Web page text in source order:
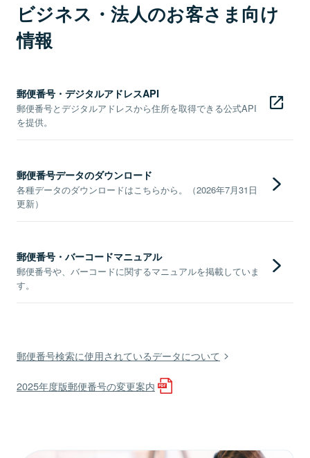
ビジネス・法人のお客さま向け
情報
郵便番号・デジタルアドレスAPI
郵便番号とデジタルアドレスから住所を取得できる公式API
を提供。
郵便番号データのダウンロード
各種データのダウンロードはこちらから。（2026年7月31日
更新）
郵便番号・バーコードマニュアル
郵便番号や、バーコードに関するマニュアルを掲載していま
す。
郵便番号検索に使用されているデータについて
2025年度版郵便番号の変更案内